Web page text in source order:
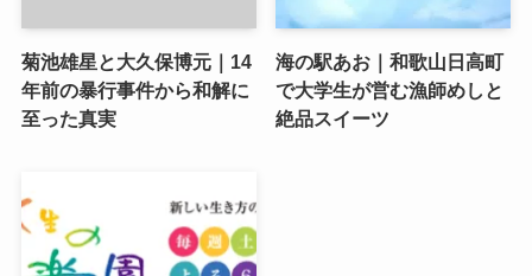
菊池雄星と大久保博元｜14
年前の暴行事件から和解に
至った真実
海の駅あお｜和歌山日高町
で大学生が営む漁師めしと
絶品スイーツ